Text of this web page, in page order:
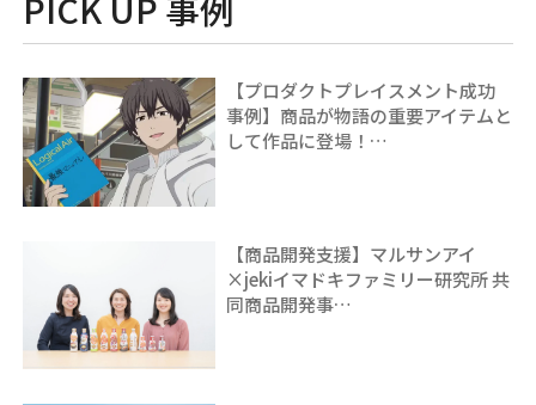
【プロダクトプレイスメント成功
事例】商品が物語の重要アイテムと
して作品に登場！…
【商品開発支援】マルサンアイ
×jekiイマドキファミリー研究所 共
同商品開発事…